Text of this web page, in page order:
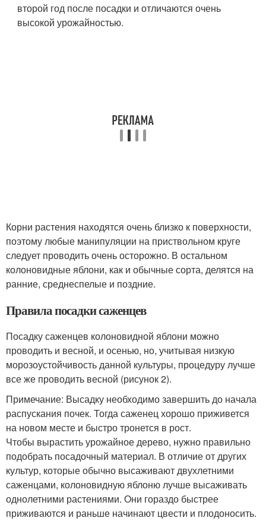
второй год после посадки и отличаются очень
высокой урожайностью.
Корни растения находятся очень близко к поверхности,
поэтому любые манипуляции на приствольном круге
следует проводить очень осторожно. В остальном
колоновидные яблони, как и обычные сорта, делятся на
ранние, среднеспелые и поздние.
Правила посадки саженцев
Посадку саженцев колоновидной яблони можно
проводить и весной, и осенью, но, учитывая низкую
морозоустойчивость данной культуры, процедуру лучше
все же проводить весной (рисунок 2).
Примечание: Высадку необходимо завершить до начала
распускания почек. Тогда саженец хорошо приживется
на новом месте и быстро тронется в рост.
Чтобы вырастить урожайное дерево, нужно правильно
подобрать посадочный материал. В отличие от других
культур, которые обычно высаживают двухлетними
саженцами, колоновидную яблоню лучше высаживать
однолетними растениями. Они гораздо быстрее
приживаются и раньше начинают цвести и плодоносить.